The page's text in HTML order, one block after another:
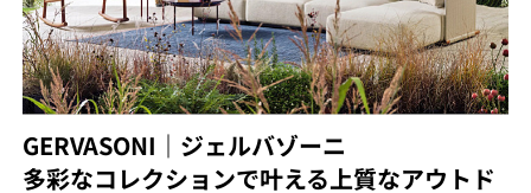
GERVASONI｜ジェルバゾーニ
多彩なコレクションで叶える上質なアウトド